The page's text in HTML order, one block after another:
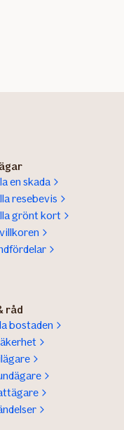
en skada
resebevis
grönt kort
råd
bostaden